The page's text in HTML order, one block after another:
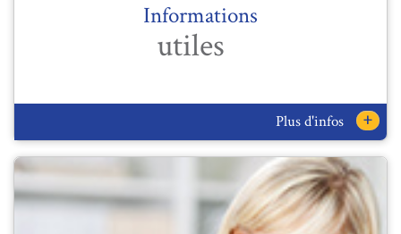
Informations
utiles
Plus d'infos +